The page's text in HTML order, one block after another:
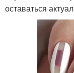
оставаться